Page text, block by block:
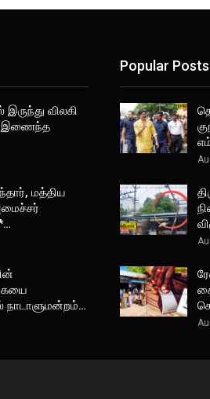
இருந்து விலகி
இணைந்த
மத்திய
நாடாளுமன்றம்…
Popular Posts